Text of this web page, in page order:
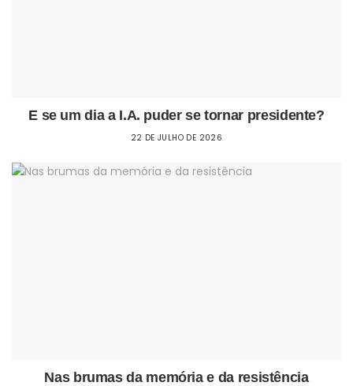
E se um dia a I.A. puder se tornar presidente?
22 DE JULHO DE 2026
Nas brumas da memória e da resistência